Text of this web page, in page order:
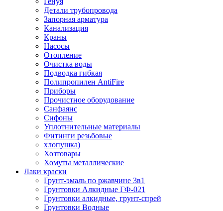
Детали трубопровода
Запорная арматура
Канализация
Краны
Насосы
Отопление
Очистка воды
Подводка гибкая
Полипропилен AntiFire
Приборы
Прочистное оборудование
Санфаянс
Сифоны
Уплотнительные материалы
Фитинги резьбовые
хлопушка)
Хозтовары
Хомуты металлические
Лаки краски
Грунт-эмаль по ржавчине 3в1
Грунтовки Алкидные ГФ-021
Грунтовки алкидные, грунт-спрей
Грунтовки Водные